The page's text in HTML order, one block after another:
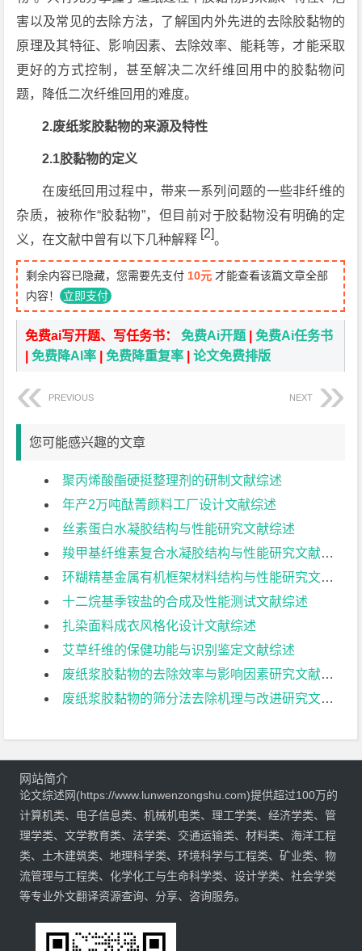
害以及常见的去除方法，了解国内外先进的去除胶黏物的
原理及其特征、影响因素、去除效率、能耗等，才能采取
更好的方式控制，甚至解决二次纤维回用中的胶黏物问
题，降低二次纤维回用的难度。
2.废纸浆胶黏物的来源及特性
2.1胶黏物的定义
在废纸回用过程中，带来一系列问题的一些非纤维的
杂质，被称作“胶黏物”，但目前对于胶黏物没有明确的定
义，在文献中曾有以下几种解释 [2]。
剩余内容已隐藏，您需要先支付 10元 才能查看该篇文章全部
内容！ 立即支付
免费ai写开题、写任务书：免费Ai开题 |免费Ai任务书
|免费降AI率 |免费降重复率 |论文免费排版
PREVIOUS NEXT
您可能感兴趣的文章
聚丙烯酸酯硬挺整理剂的研制文献综述
年产2万吨酞菁颜料工厂设计文献综述
丝素蛋白水凝胶结构与性能研究文献综述
羧甲基纤维素复合水凝胶结构与性能研究文献综述
环糊精基金属有机框架材料结构与性能研究文献综述
十二烷基季铵盐的合成及性能测试文献综述
扎染面料成衣风格化设计文献综述
艾草纤维的保健功能与识别鉴定文献综述
废纸浆胶黏物的去除效率与影响因素研究文献综述
废纸浆胶黏物的筛分法去除机理与改进研究文献综述
网站简介
论文综述网(https://www.lunwenzongshu.com)提供超过100万的
计算机类、电子信息类、机械机电类、理工学类、经济学类、管
理学类、文学教育类、法学类、交通运输类、材料类、海洋工程
类、土木建筑类、地理科学类、环境科学与工程类、矿业类、物
流管理与工程类、化学化工与生命科学类、设计学类、社会学类
等专业外文翻译资源查询、分享、咨询服务。